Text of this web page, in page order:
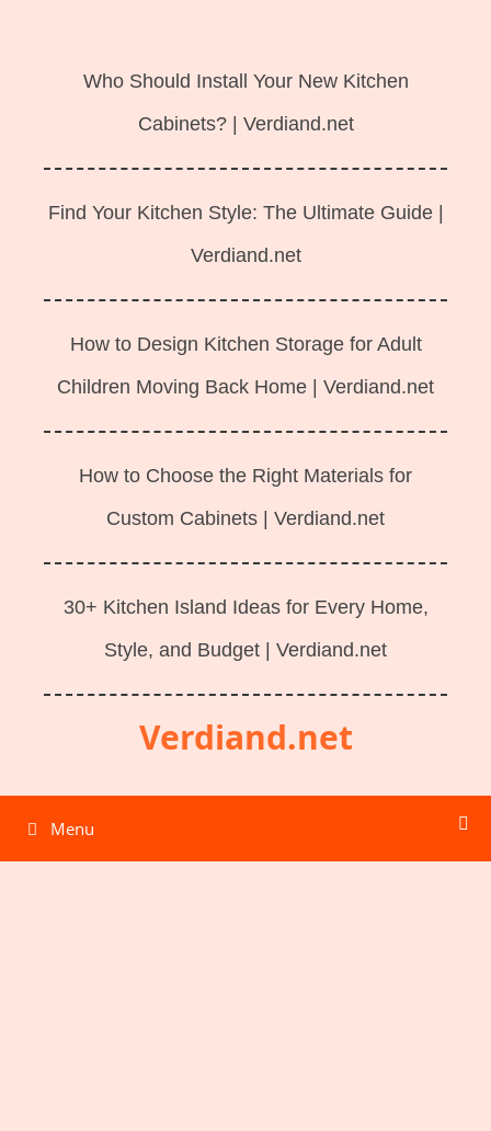
Who Should Install Your New Kitchen
Cabinets? | Verdiand.net
Find Your Kitchen Style: The Ultimate Guide |
Verdiand.net
How to Design Kitchen Storage for Adult
Children Moving Back Home | Verdiand.net
How to Choose the Right Materials for
Custom Cabinets | Verdiand.net
30+ Kitchen Island Ideas for Every Home,
Style, and Budget | Verdiand.net
Verdiand.net
Menu